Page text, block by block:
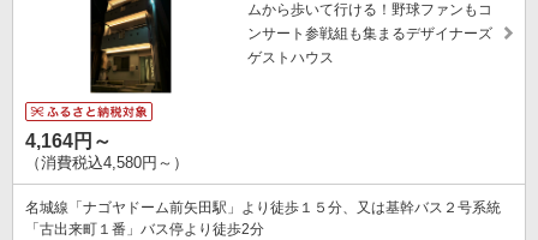
ムから歩いて行ける！野球ファンもコ
ンサート参戦組も集まるデザイナーズ
ゲストハウス
4,164円～
（消費税込4,580円～）
名城線「ナゴヤドーム前矢田駅」より徒歩１５分、又は基幹バス２号系統
「古出来町１番」バス停より徒歩2分